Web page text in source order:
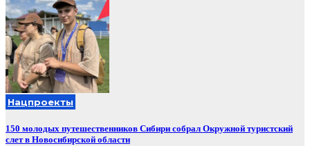
Нацпроекты
150 молодых путешественников Сибири собрал Окружной туристский
слет в Новосибирской области